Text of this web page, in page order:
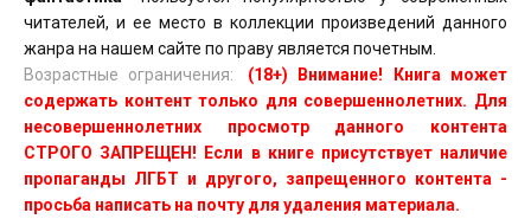
читателей, и ее место в коллекции произведений данного
жанра на нашем сайте по праву является почетным.
Возрастные ограничения:
(18+) Внимание! Книга может
содержать контент только для совершеннолетних. Для
несовершеннолетних просмотр данного контента
СТРОГО ЗАПРЕЩЕН! Если в книге присутствует наличие
пропаганды ЛГБТ и другого, запрещенного контента -
просьба написать на почту для удаления материала.